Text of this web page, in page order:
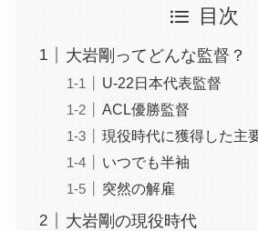
目次
大岩剛ってどんな監督？
U-22日本代表監督
ACL優勝監督
現役時代に獲得した主
いつでも半袖
突然の解雇
大岩剛の現役時代